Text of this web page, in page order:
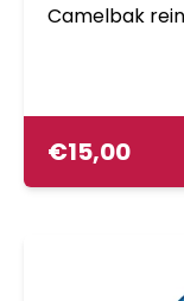
Camelbak
€15,00